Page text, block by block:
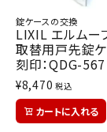
錠ケースの交換
LIXIL エルムー
取替用戸先錠
刻印：QDG-567
¥8,470 税込
カートに入れる